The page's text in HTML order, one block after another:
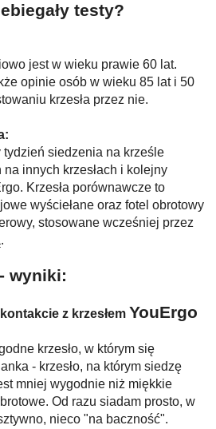
testy?
jest w wieku prawie 60 lat.
opinie osób w wieku 85 lat i 50
krzesła przez nie.
siedzenia na krześle
innych krzesłach i kolejny
Krzesła porównawcze to
wyściełane oraz fotel obrotowy
stosowane wcześniej przez
wyniki:
z krzesłem YouErgo
krzesło, w którym się
- krzesło, na którym siedzę
mniej wygodnie niż miękkie
Od razu siadam prosto, w
nieco "na baczność".